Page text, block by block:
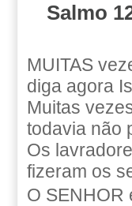
Salmo
MUITAS
diga agora
Muitas
todavia não
Os
fizeram os
O SENHOR